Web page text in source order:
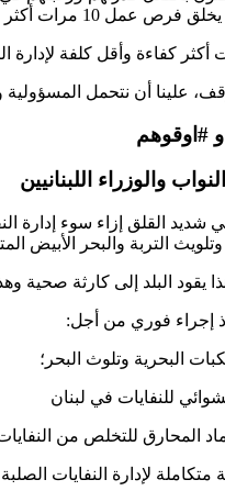
عمل 10 مرات أكثر من خيار
أکثر کفاءة وأقل کلفة
علينا أن نتحمل
شديد القلق إزاء سوء إدارة
وتلويث التربة والبحر
يقود البلد إلى كارثة صحية
إجراء فوري من أجل
متكاملة لإدارة النفايات